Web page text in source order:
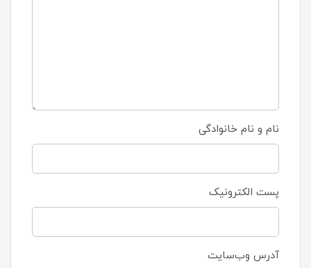
نام و نام خانوادگی
پست الکترونیک
آدرس وب‌سایت